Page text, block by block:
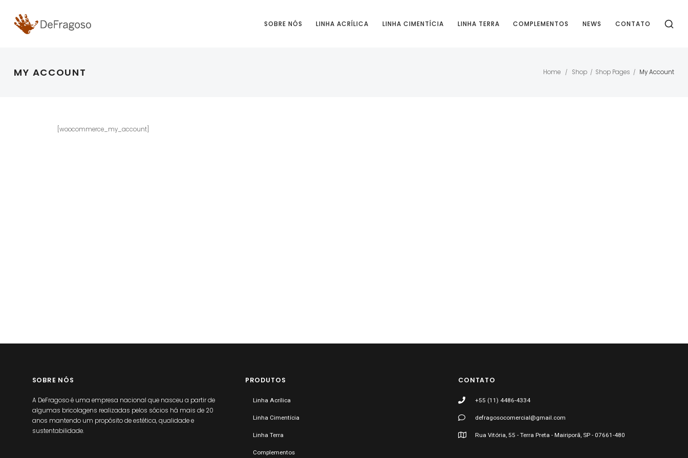
SOBRE NÓS LINHA ACRÍLICA LINHA CIMENTÍCIA LINHA TERRA COMPLEMENTOS NEWS CONTATO
MY ACCOUNT Home / Shop / Shop Pages / My Account
[woocommerce_my_account]
SOBRE NÓS
A DeFragoso é uma empresa nacional que nasceu a partir de
algumas bricolagens realizadas pelos sócios há mais de 20
anos mantendo um propósito de estética, qualidade e
sustentabilidade.
PRODUTOS
Linha Acrílica
Linha Cimentícia
Linha Terra
Complementos
CONTATO
+55 (11) 4486-4334
defragosocomercial@gmail.com
Rua Vitória, 55 - Terra Preta - Mairiporã, SP - 07661-480